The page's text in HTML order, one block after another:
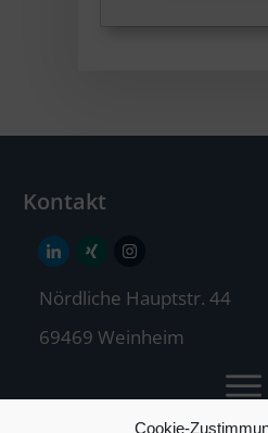
Cookie-
Kontakt
Nördliche Hauptstr. 44
69469 Weinheim